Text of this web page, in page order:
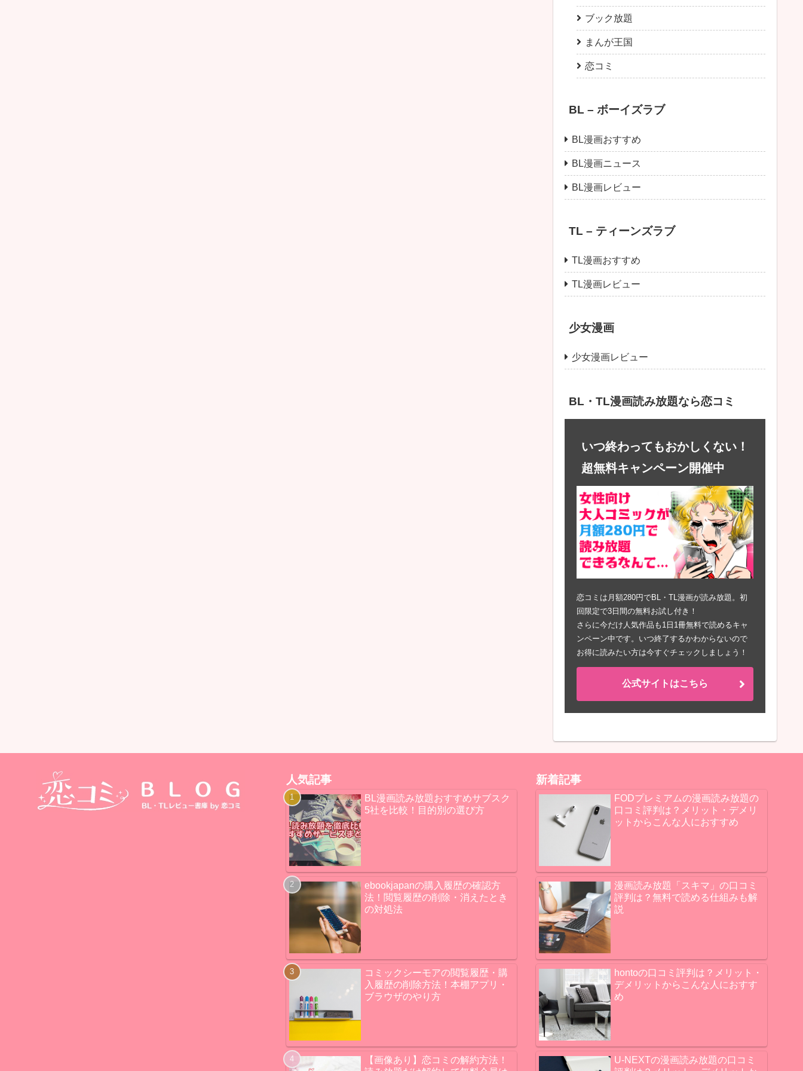
ブック放題
まんが王国
恋コミ
BL – ボーイズラブ
BL漫画おすすめ
BL漫画ニュース
BL漫画レビュー
TL – ティーンズラブ
TL漫画おすすめ
TL漫画レビュー
少女漫画
少女漫画レビュー
BL・TL漫画読み放題なら恋コミ
いつ終わってもおかしくない！
超無料キャンペーン開催中
恋コミは月額280円でBL・TL漫画が読み放題。初
回限定で3日間の無料お試し付き！
さらに今だけ人気作品も1日1冊無料で読めるキャ
ンペーン中です。いつ終了するかわからないので
お得に読みたい方は今すぐチェックしましょう！
公式サイトはこちら
人気記事
BL漫画読み放題おすすめサブスク
5社を比較！目的別の選び方
ebookjapanの購入履歴の確認方
法！閲覧履歴の削除・消えたとき
の対処法
コミックシーモアの閲覧履歴・購
入履歴の削除方法！本棚アプリ・
ブラウザのやり方
【画像あり】恋コミの解約方法！
新着記事
FODプレミアムの漫画読み放題の
口コミ評判は？メリット・デメリ
ットからこんな人におすすめ
漫画読み放題「スキマ」の口コミ
評判は？無料で読める仕組みも解
説
hontoの口コミ評判は？メリット・
デメリットからこんな人におすす
め
U-NEXTの漫画読み放題の口コミ